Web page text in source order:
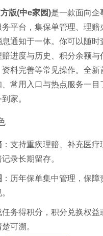
版(中e家园)是一款面向企
平台，集保单管理、理赔
通知于一体。你可以随时
进度与历史、积分余额与
料完善等常见操作。全新
常用入口与热点服务一目
家。
：支持重疾理赔、补充医疗
录长期留存。
：历年保单集中管理，保
任务得积分，积分兑换权益
可溯。